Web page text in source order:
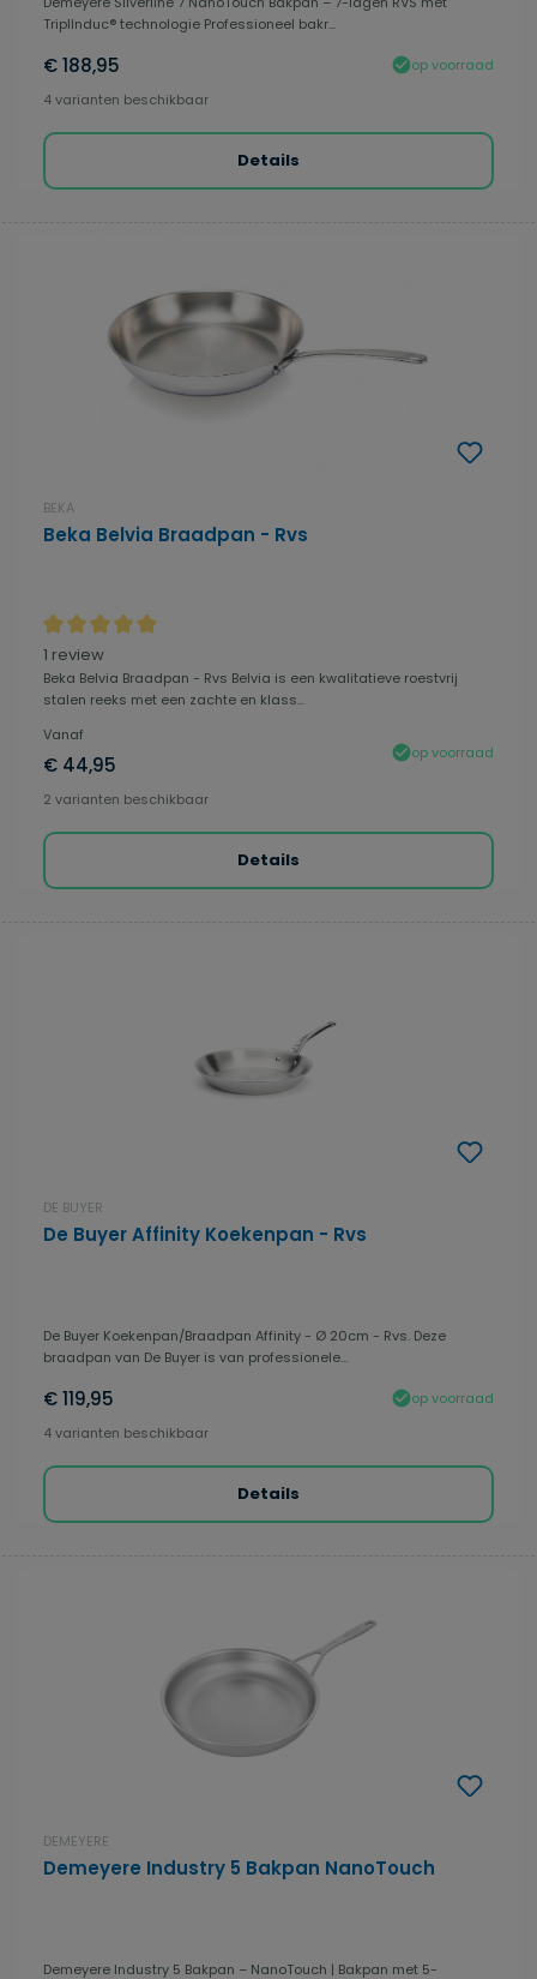
TriplInduc® technologie Professioneel bakr...
€ 188,95
op voorraad
4 varianten beschikbaar
Details
BEKA
Beka Belvia Braadpan - Rvs
Gemiddelde waardering van 5 van 5 sterren
1 review
Beka Belvia Braadpan - Rvs Belvia is een kwalitatieve roestvrij
stalen reeks met een zachte en klass...
Vanaf
€ 44,95
op voorraad
2 varianten beschikbaar
Details
DE BUYER
De Buyer Affinity Koekenpan - Rvs
De Buyer Koekenpan/Braadpan Affinity - Ø 20cm - Rvs. Deze
braadpan van De Buyer is van professionele...
€ 119,95
op voorraad
4 varianten beschikbaar
Details
DEMEYERE
Demeyere Industry 5 Bakpan NanoTouch
Demeyere Industry 5 Bakpan – NanoTouch | Bakpan met 5-